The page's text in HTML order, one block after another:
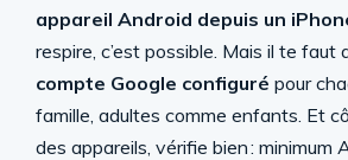
appareil Android depuis un
respire, c’est possible. Mais il te faut
compte Google configuré pour
famille, adultes comme enfants. Et
des appareils, vérifie bien : minimum